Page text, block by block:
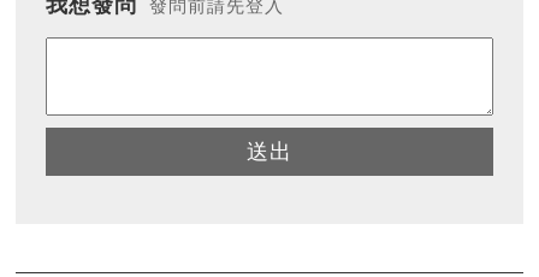
我想發問 發問前請先登入
送出